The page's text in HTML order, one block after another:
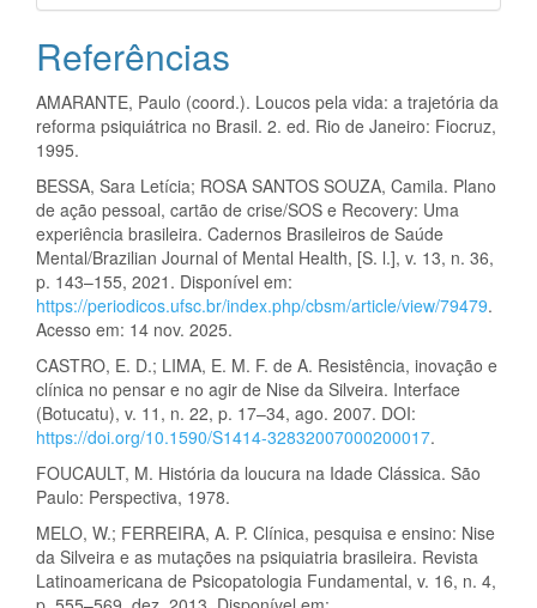
Referências
AMARANTE, Paulo (coord.). Loucos pela vida: a trajetória da
reforma psiquiátrica no Brasil. 2. ed. Rio de Janeiro: Fiocruz,
1995.
BESSA, Sara Letícia; ROSA SANTOS SOUZA, Camila. Plano
de ação pessoal, cartão de crise/SOS e Recovery: Uma
experiência brasileira. Cadernos Brasileiros de Saúde
Mental/Brazilian Journal of Mental Health, [S. l.], v. 13, n. 36,
p. 143–155, 2021. Disponível em:
https://periodicos.ufsc.br/index.php/cbsm/article/view/79479.
Acesso em: 14 nov. 2025.
CASTRO, E. D.; LIMA, E. M. F. de A. Resistência, inovação e
clínica no pensar e no agir de Nise da Silveira. Interface
(Botucatu), v. 11, n. 22, p. 17–34, ago. 2007. DOI:
https://doi.org/10.1590/S1414-32832007000200017.
FOUCAULT, M. História da loucura na Idade Clássica. São
Paulo: Perspectiva, 1978.
MELO, W.; FERREIRA, A. P. Clínica, pesquisa e ensino: Nise
da Silveira e as mutações na psiquiatria brasileira. Revista
Latinoamericana de Psicopatologia Fundamental, v. 16, n. 4,